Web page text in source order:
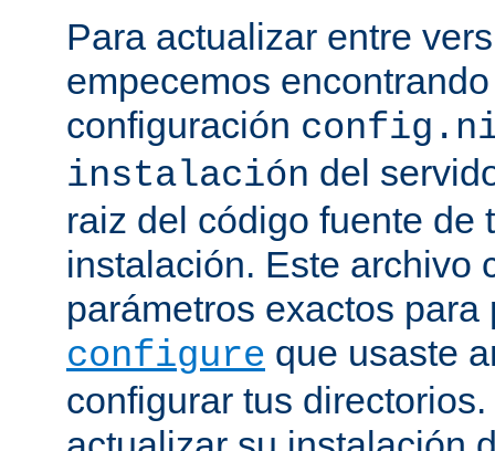
Para actualizar entre
empecemos
configuración
instalación del
raiz del código fuente de
instalación. Este archivo
parámetros exactos para
configure que usaste
configurar tus